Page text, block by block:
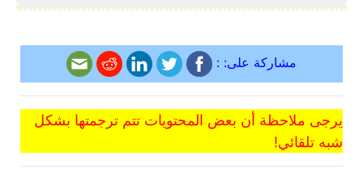
مشاركة على: :
يرجى ملاحظة أن بعض المحتويات تتم ترجمتها بشكل
شبه تلقائي!